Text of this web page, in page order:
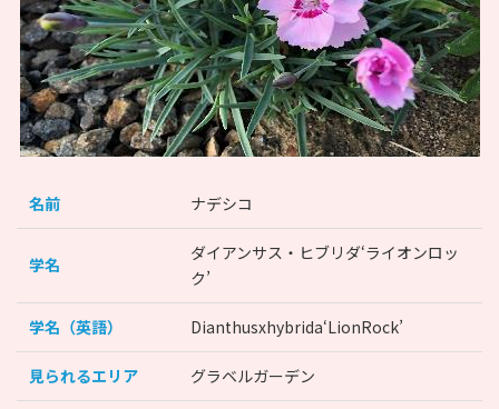
名前 ナデシコ
学名
ダイアンサス・ヒブリダ‘ライオンロッ
ク’
学名（英語） Dianthusxhybrida‘LionRock’
見られるエリア グラベルガーデン